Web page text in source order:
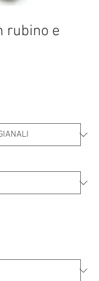
rubino e